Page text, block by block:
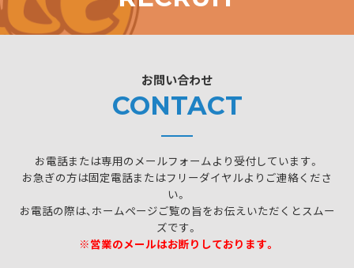
お問い合わせ
CONTACT
お電話または専用のメールフォームより受付しています。
お急ぎの方は固定電話またはフリーダイヤルよりご連絡くださ
い。
お電話の際は、ホームページご覧の旨をお伝えいただくとスムー
ズです。
※営業のメールはお断りしております。